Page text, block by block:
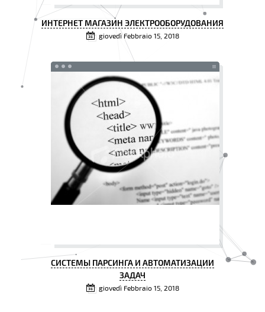
ИНТЕРНЕТ МАГАЗИН ЭЛЕКТРООБОРУДОВАНИЯ
giovedì Febbraio 15, 2018
СИСТЕМЫ ПАРСИНГА И АВТОМАТИЗАЦИИ
ЗАДАЧ
giovedì Febbraio 15, 2018